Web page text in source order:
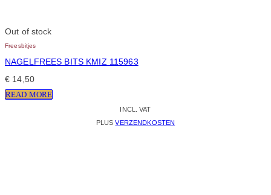
Out of stock
Freesbitjes
NAGELFREES BITS KMIZ 115963
€ 14,50
READ MORE
INCL. VAT
PLUSVERZENDKOSTEN